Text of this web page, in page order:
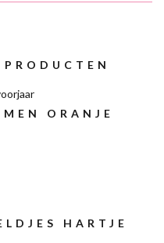
ORANJE
HARTJE